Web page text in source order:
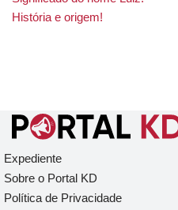
História e origem!
Expediente
Sobre o Portal KD
Política de Privacidade